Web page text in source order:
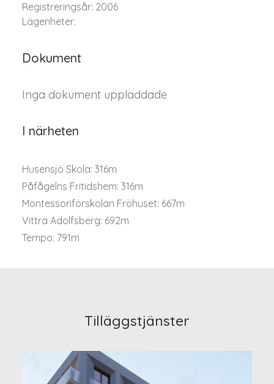
Registreringsår: 2006
Lägenheter:
Dokument
Inga dokument uppladdade
I närheten
Husensjö Skola: 316m
Påfågelns Fritidshem: 316m
Montessoriförskolan Fröhuset: 667m
Vittra Adolfsberg: 692m
Tempo: 791m
Tilläggstjänster